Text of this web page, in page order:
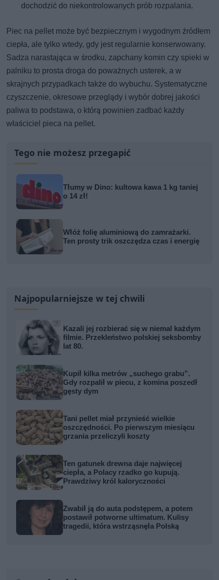
dochodzić do niekontrolowanych prób rozpalania.
Piec na pellet może być bezpiecznym i wygodnym źródłem
ciepła, ale tylko wtedy, gdy jest regularnie konserwowany.
Sadza narastająca w środku, zapchany komin czy spieki w
palniku to prosta droga do poważnych usterek, a w
skrajnych przypadkach także do wybuchu. Systematyczne
czyszczenie, okresowe przeglądy i wybór dobrej jakości
paliwa to podstawa, o którą powinien zadbać każdy
właściciel pieca na pellet.
Tego nie możesz przegapić
Tłumy w Dino: kultowa kawa 1 kg taniej
o 14 zł!
Włóż folię aluminiową do zamrażarki.
Ten prosty trik oszczędza czas i energię
Najpopularniejsze w tej chwili
Kazali jej rozbierać się w niemal każdym
filmie. Przekleństwo polskiej seksbomby
lat 80.
Kupił kilka metrów „suchego grabu”.
Gdy rozpalił w piecu, z komina poszedł
gęsty dym
Tani pellet miał przynieść wielkie
oszczędności. Po pierwszym miesiącu
grzania przeliczyli koszty
Ten gatunek drewna daje najwięcej
ciepła, a Polacy rzadko go kupują.
Prawdziwy król kaloryczności
Zwabił ją do auta podstępem, a potem
postawił potworne ultimatum. Kulisy
tragedii, która wstrząsnęła Polską